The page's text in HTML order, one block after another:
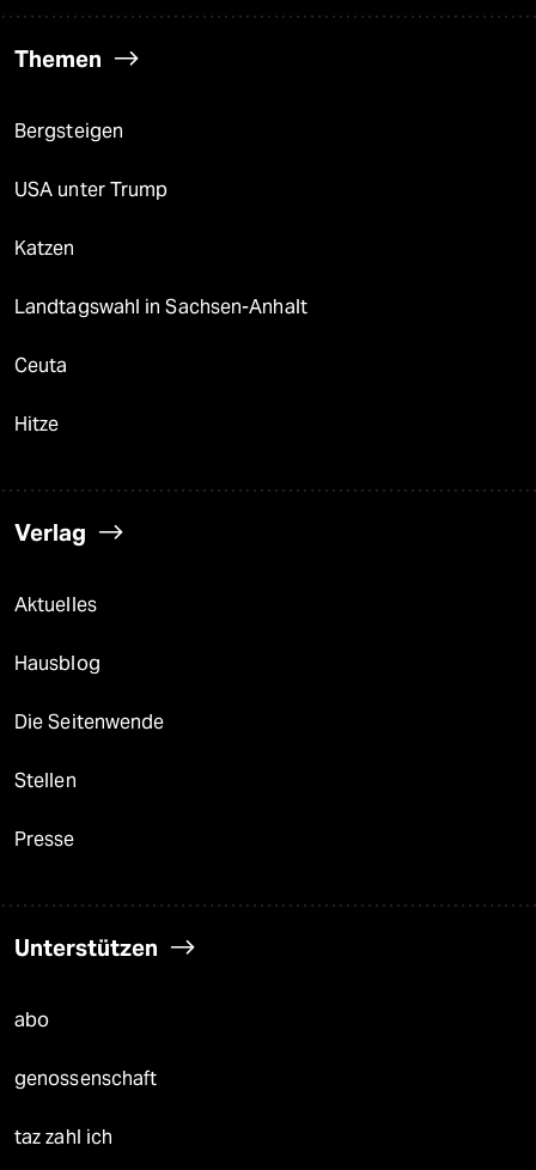
Themen
Bergsteigen
USA unter Trump
Katzen
Landtagswahl in Sachsen-Anhalt
Ceuta
Hitze
Verlag
Aktuelles
Hausblog
Die Seitenwende
Stellen
Presse
Unterstützen
abo
genossenschaft
taz zahl ich